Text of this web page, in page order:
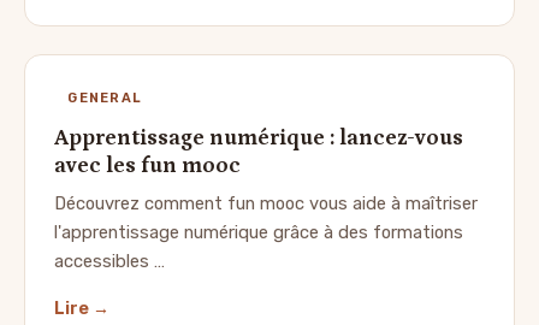
GENERAL
Apprentissage numérique : lancez-vous
avec les fun mooc
Découvrez comment fun mooc vous aide à maîtriser
l'apprentissage numérique grâce à des formations
accessibles …
Lire →